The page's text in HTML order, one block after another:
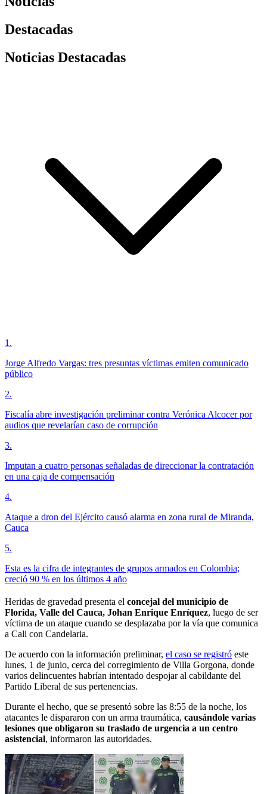
Destacadas
Noticias Destacadas
1 .
Jorge Alfredo Vargas: tres presuntas víctimas emiten comunicado
público
2.
Fiscalía abre investigación preliminar contra Verónica Alcocer por
audios que revelarían caso de corrupción
3.
Imputan a cuatro personas señaladas de direccionar la contratación
en una caja de compensación
4.
Ataque a dron del Ejército causó alarma en zona rural de Miranda,
Cauca
5.
Esta es la cifra de integrantes de grupos armados en Colombia;
creció 90 % en los últimos 4 año
Heridas de gravedad presenta el concejal del municipio de
Florida, Valle del Cauca, Johan Enrique Enríquez, luego de ser
víctima de un ataque cuando se desplazaba por la vía que comunica
a Cali con Candelaria.
De acuerdo con la información preliminar, el caso se registró este
lunes, 1 de junio, cerca del corregimiento de Villa Gorgona, donde
varios delincuentes habrían intentado despojar al cabildante del
Partido Liberal de sus pertenencias.
Durante el hecho, que se presentó sobre las 8:55 de la noche, los
atacantes le dispararon con un arma traumática, causándole varias
lesiones que obligaron su traslado de urgencia a un centro
asistencial, informaron las autoridades.